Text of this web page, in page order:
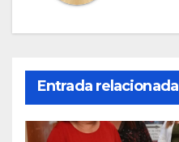
Entrada relacionada